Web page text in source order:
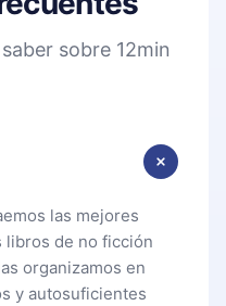
sobre 12min
las mejores
libros de no ficción
organizamos en
y autosuficientes